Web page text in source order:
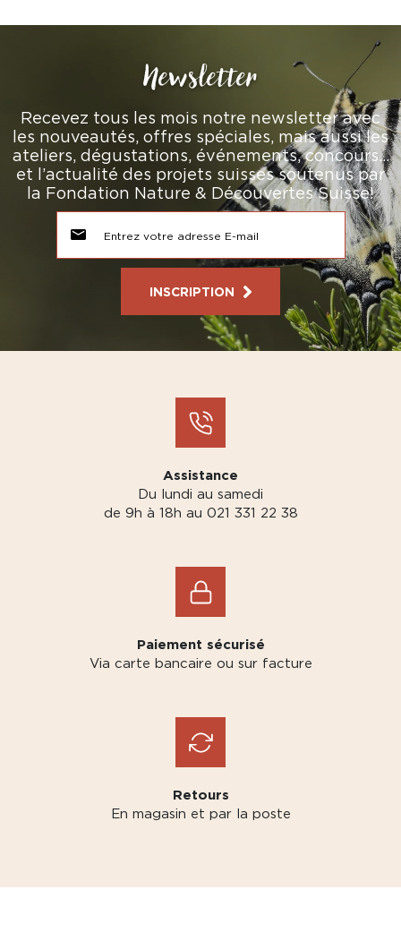
Newsletter
Recevez tous les mois notre newsletter avec
les nouveautés, offres spéciales, mais aussi les
ateliers, dégustations, événements, concours…
et l’actualité des projets suisses soutenus par
la Fondation Nature & Découvertes Suisse!
INSCRIPTION
Assistance
Du lundi au samedi
de 9h à 18h au 021 331 22 38
Paiement sécurisé
Via carte bancaire ou sur facture
Retours
En magasin et par la poste